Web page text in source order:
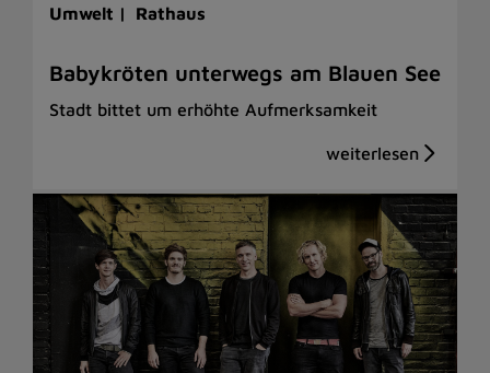
Umwelt | Rathaus
Babykröten unterwegs am Blauen See
Stadt bittet um erhöhte Aufmerksamkeit